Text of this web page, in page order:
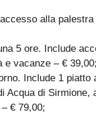
alla
5 ore. Include
e vacanze – € 39,00;
Include 1
Acqua di
€ 79,00;